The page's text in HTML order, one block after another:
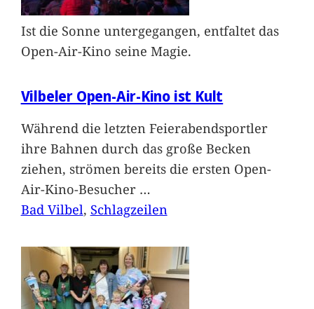
Ist die Sonne untergegangen, entfaltet das
Open-Air-Kino seine Magie.
Vilbeler Open-Air-Kino ist Kult
Während die letzten Feierabendsportler
ihre Bahnen durch das große Becken
ziehen, strömen bereits die ersten Open-
Air-Kino-Besucher …
Bad Vilbel, Schlagzeilen